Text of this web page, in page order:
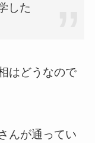
した
はどうなので
んが通ってい